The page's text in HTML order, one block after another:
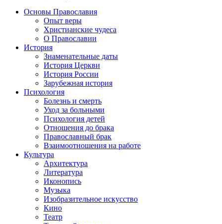
Основы Православия
Опыт веры
Христианские чудеса
О Православии
История
Знаменательные даты
История Церкви
История России
Зарубежная история
Психология
Болезнь и смерть
Уход за больными
Психология детей
Отношения до брака
Православный брак
Взаимоотношения на работе
Культура
Архитектура
Литература
Иконопись
Музыка
Изобразительное искусство
Кино
Театр